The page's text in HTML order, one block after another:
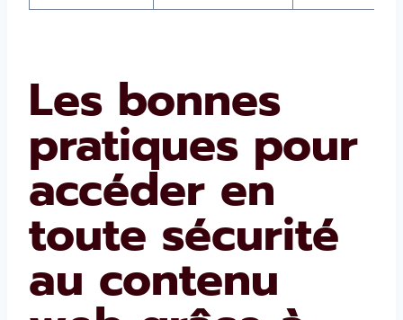
Les bonnes
pratiques pour
accéder en
toute sécurité
au contenu